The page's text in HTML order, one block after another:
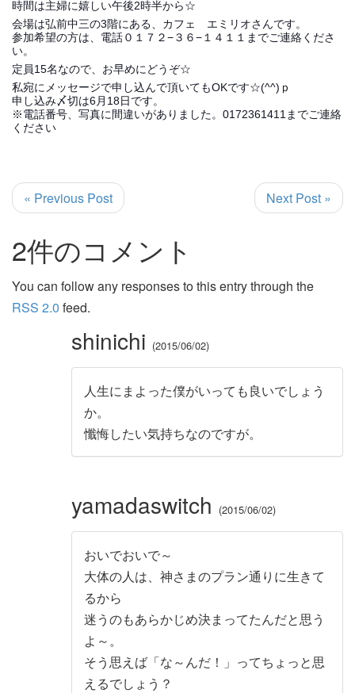
時間は主婦に嬉しい午後2時半から☆
会場は弘前中三の3階にある、カフェ エミリオさんです。
参加希望の方は、電話０１７２−３６−１４１１までご連絡くださ
い。
定員15名なので、お早めにどうぞ☆
私宛にメッセージで申し込んで頂いてもOKです☆(^^)ｐ
申し込み〆切は6月18日です。
※電話番号、写真に間違いがありました。0172361411までご連絡
ください
« Previous Post Next Post »
2件のコメント
You can follow any responses to this entry through the
RSS 2.0 feed.
shinichi 2015/06/02
人生にまよった僕がいっても良いでしょう
か。
懺悔したい気持ちなのですが。
yamadaswitch 2015/06/02
おいでおいで～
大体の人は、神さまのプラン通りに生きて
るから
迷うのもあらかじめ決まってたんだと思う
よ～。
そう思えば「な～んだ！」ってちょっと思
えるでしょう？